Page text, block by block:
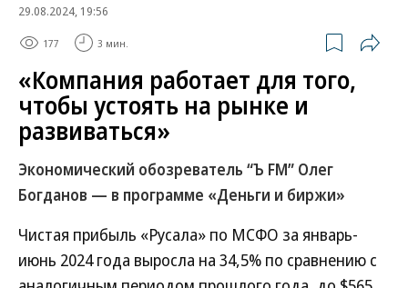
29.08.2024, 19:56
177 3 мин.
«Компания работает для того,
чтобы устоять на рынке и
развиваться»
Экономический обозреватель “Ъ FM” Олег
Богданов — в программе «Деньги и биржи»
Чистая прибыль «Русала» по МСФО за январь-
июнь 2024 года выросла на 34,5% по сравнению с